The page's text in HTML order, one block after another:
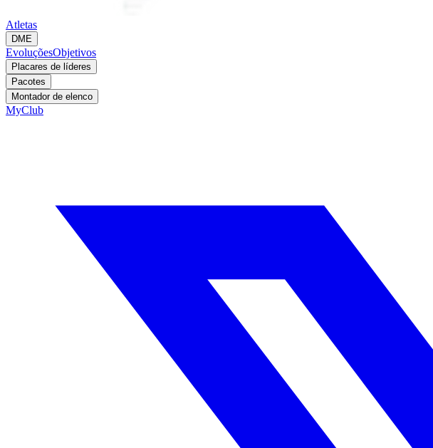
Atletas
DME
EvoluçõesObjetivos
Placares de líderes
Pacotes
Montador de elenco
MyClub